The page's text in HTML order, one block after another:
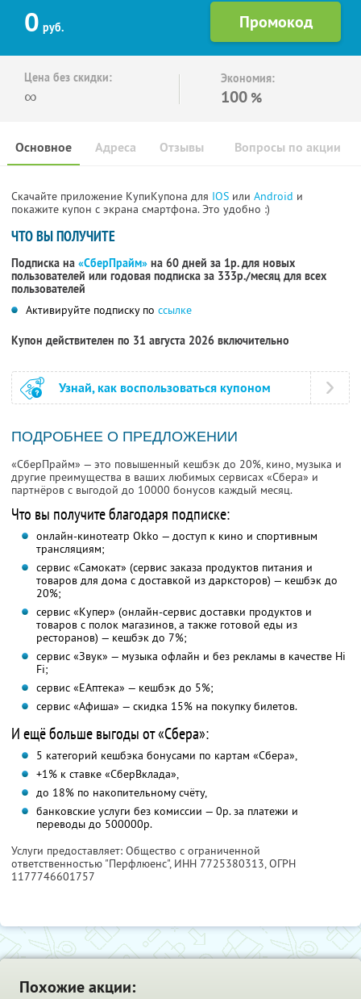
0 руб.
Цена без скидки:
∞
Экономия:
100 %
Основное Отзывы Вопросы по акции
Адреса
Скачайте приложение КупиКупона для IOS или Android и
покажите купон с экрана смартфона. Это удобно :)
ЧТО ВЫ ПОЛУЧИТЕ
Подписка на «СберПрайм» на 60 дней за 1р. для новых
пользователей или годовая подписка за 333р./месяц для всех
пользователей
Активируйте подписку по ссылке
Купон действителен по 31 августа 2026 включительно
Узнай, как воспользоваться купоном
ПОДРОБНЕЕ О ПРЕДЛОЖЕНИИ
«СберПрайм» — это повышенный кешбэк до 20%, кино, музыка и
другие преимущества в ваших любимых сервисах «Сбера» и
партнёров с выгодой до 10000 бонусов каждый месяц.
Что вы получите благодаря подписке:
онлайн-кинотеатр Okko — доступ к кино и спортивным
трансляциям;
сервис «Самокат» (сервис заказа продуктов питания и
товаров для дома с доставкой из дарксторов) — кешбэк до
20%;
сервис «Купер» (онлайн-сервис доставки продуктов и
товаров с полок магазинов, а также готовой еды из
ресторанов) — кешбэк до 7%;
сервис «Звук» — музыка офлайн и без рекламы в качестве Hi
Fi;
сервис «ЕАптека» — кешбэк до 5%;
сервис «Афиша» — скидка 15% на покупку билетов.
И ещё больше выгоды от «Сбера»:
5 категорий кешбэка бонусами по картам «Сбера»,
+1% к ставке «СберВклада»,
до 18% по накопительному счёту,
банковские услуги без комиссии — 0р. за платежи и
переводы до 500000р.
Услуги предоставляет: Общество с ограниченной
ответственностью "Перфлюенс", ИНН 7725380313, ОГРН
1177746601757
Похожие акции: